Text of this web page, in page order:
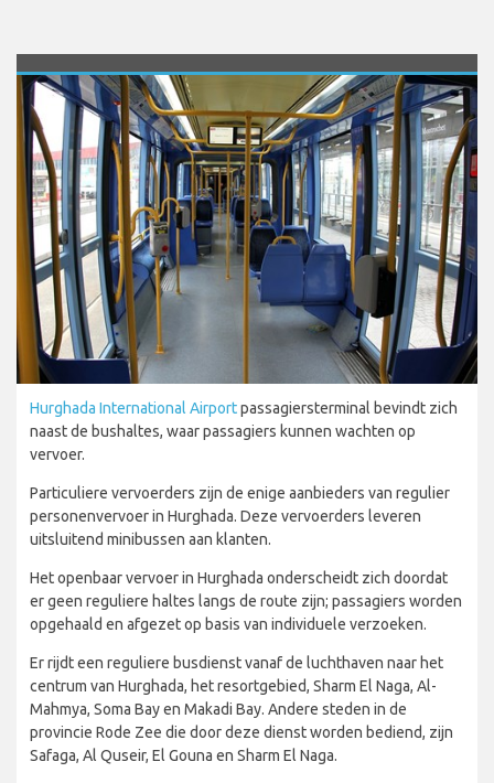
Hurghada International Airportpassagiersterminal bevindt zich
naast de bushaltes, waar passagiers kunnen wachten op
vervoer.
Particuliere vervoerders zijn de enige aanbieders van regulier
personenvervoer in Hurghada. Deze vervoerders leveren
uitsluitend minibussen aan klanten.
Het openbaar vervoer in Hurghada onderscheidt zich doordat
er geen reguliere haltes langs de route zijn; passagiers worden
opgehaald en afgezet op basis van individuele verzoeken.
Er rijdt een reguliere busdienst vanaf de luchthaven naar het
centrum van Hurghada, het resortgebied, Sharm El Naga, Al-
Mahmya, Soma Bay en Makadi Bay. Andere steden in de
provincie Rode Zee die door deze dienst worden bediend, zijn
Safaga, Al Quseir, El Gouna en Sharm El Naga.